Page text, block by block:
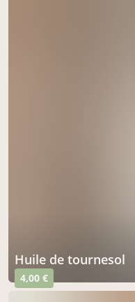
Huile de tournesol
4,00 €